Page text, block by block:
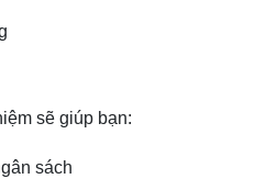
sẽ giúp bạn:
sách